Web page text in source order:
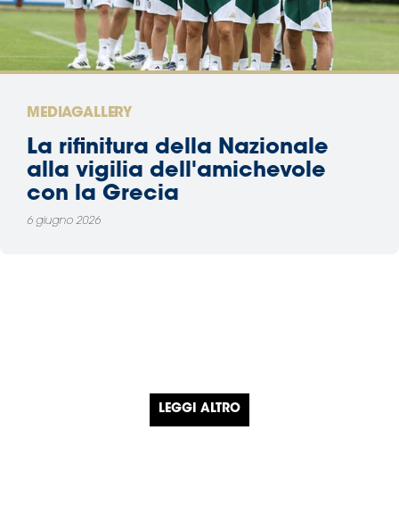
MEDIAGALLERY
La rifinitura della Nazionale
alla vigilia dell'amichevole
con la Grecia
6 giugno 2026
LEGGI ALTRO